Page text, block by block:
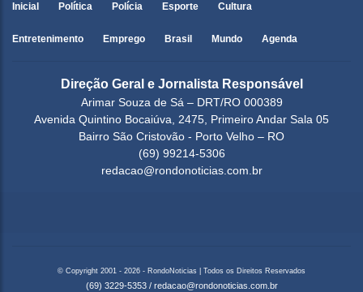
Inicial Política Polícia Esporte Cultura
Entretenimento Emprego Brasil Mundo Agenda
Direção Geral e Jornalista Responsável
Arimar Souza de Sá – DRT/RO 000389
Avenida Quintino Bocaiúva, 2475, Primeiro Andar Sala 05
Bairro São Cristovão - Porto Velho – RO
(69) 99214-5306
redacao@rondonoticias.com.br
© Copyright 2001 - 2026 - RondoNoticias | Todos os Direitos Reservados
(69) 3229-5353 / redacao@rondonoticias.com.br